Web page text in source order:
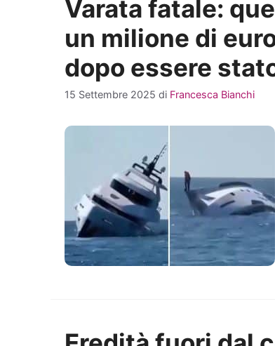
Varata fatale:
un milione di
dopo essere
15 Settembre 2025 di Francesca Bianchi